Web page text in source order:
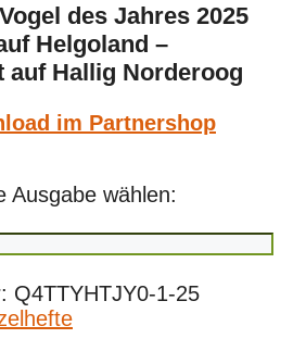
des Jahres 2025
Helgoland –
auf Hallig Norderoog
im Partnershop
Ausgabe wählen:
Q4TTYHTJY0-1-25